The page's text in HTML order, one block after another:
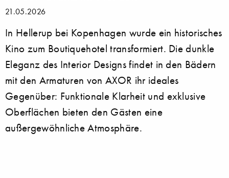
21.05.2026
In Hellerup bei Kopenhagen wurde ein historisches
Kino zum Boutiquehotel transformiert. Die dunkle
Eleganz des Interior Designs findet in den Bädern
mit den Armaturen von AXOR ihr ideales
Gegenüber: Funktionale Klarheit und exklusive
Oberflächen bieten den Gästen eine
außergewöhnliche Atmosphäre.